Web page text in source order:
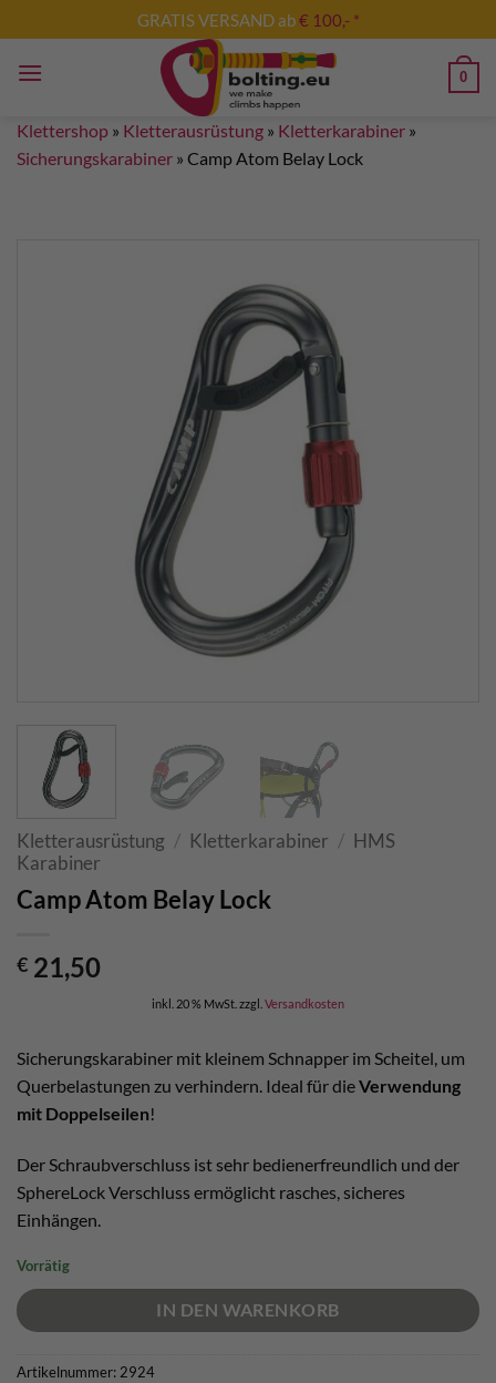
Inhalt
springen
GRATIS VERSAND ab€ 100,- *
0
Klettershop » Kletterausrüstung » Kletterkarabiner »
Sicherungskarabiner » Camp Atom Belay Lock
Kletterausrüstung / Kletterkarabiner / HMS
Karabiner
Camp Atom Belay Lock
€ 21,50
inkl. 20 % MwSt. zzgl. Versandkosten
Sicherungskarabiner mit kleinem Schnapper im Scheitel, um
Querbelastungen zu verhindern. Ideal für dieVerwendung
mit Doppelseilen!
Der Schraubverschluss ist sehr bedienerfreundlich und der
SphereLock Verschluss ermöglicht rasches, sicheres
Einhängen.
Vorrätig
IN DEN WARENKORB
Artikelnummer:2924